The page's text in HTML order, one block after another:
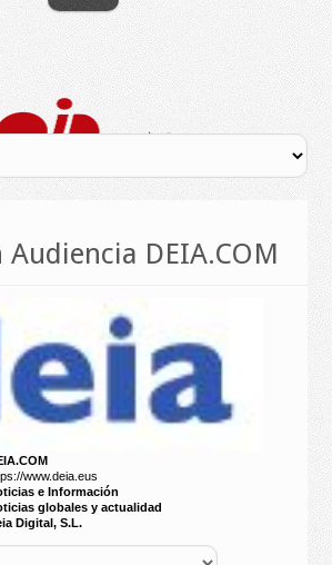
Audiencia DEIA.COM
www.deia.eus
e Información
globales y actualidad
Digital, S.L.